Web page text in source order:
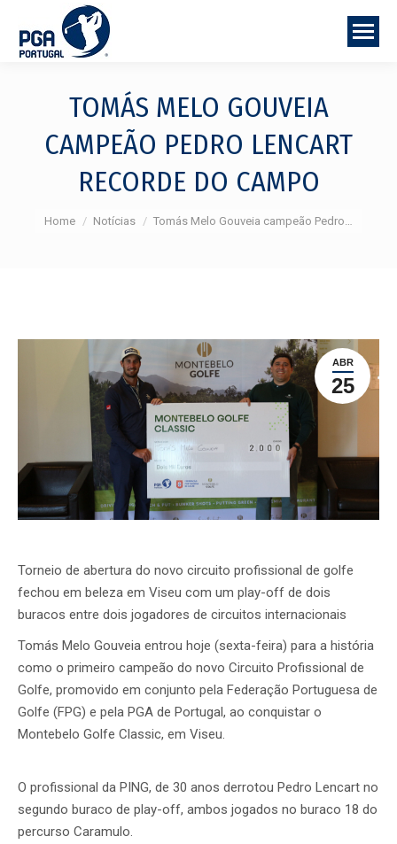
TOMÁS MELO GOUVEIA
CAMPEÃO PEDRO LENCART
RECORDE DO CAMPO
Home Notícias Tomás Melo Gouveia campeão Pedro…
ABR
25
Torneio de abertura do novo circuito profissional de golfe
fechou em beleza em Viseu com um play-off de dois
buracos entre dois jogadores de circuitos internacionais
Tomás Melo Gouveia entrou hoje (sexta-feira) para a história
como o primeiro campeão do novo Circuito Profissional de
Golfe, promovido em conjunto pela Federação Portuguesa de
Golfe (FPG) e pela PGA de Portugal, ao conquistar o
Montebelo Golfe Classic, em Viseu.
O profissional da PING, de 30 anos derrotou Pedro Lencart no
segundo buraco de play-off, ambos jogados no buraco 18 do
percurso Caramulo.